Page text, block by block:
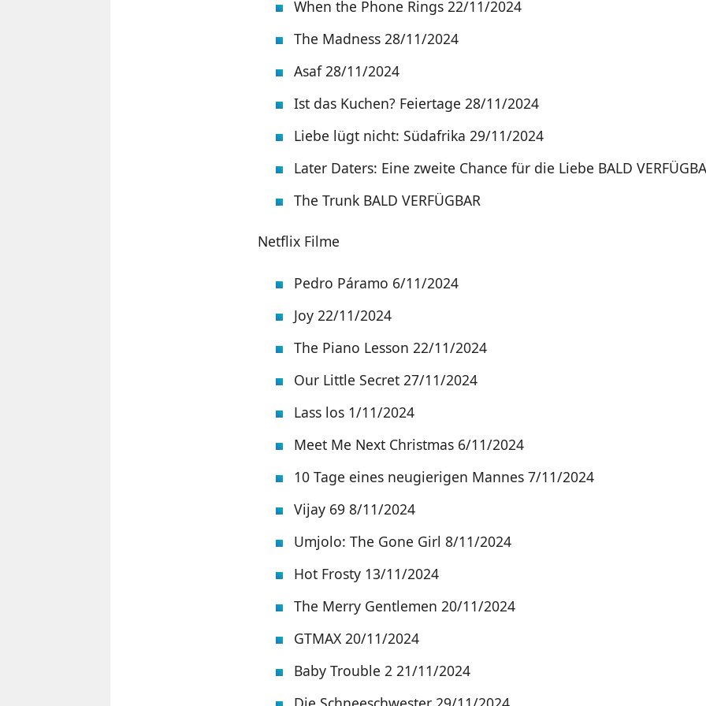
When the Phone Rings 22/11/2024
The Madness 28/11/2024
Asaf 28/11/2024
Ist das Kuchen? Feiertage 28/11/2024
Liebe lügt nicht: Südafrika 29/11/2024
Later Daters: Eine zweite Chance für die Liebe BALD
The Trunk BALD VERFÜGBAR
Netflix Filme
Pedro Páramo 6/11/2024
Joy 22/11/2024
The Piano Lesson 22/11/2024
Our Little Secret 27/11/2024
Lass los 1/11/2024
Meet Me Next Christmas 6/11/2024
10 Tage eines neugierigen Mannes 7/11/2024
Vijay 69 8/11/2024
Umjolo: The Gone Girl 8/11/2024
Hot Frosty 13/11/2024
The Merry Gentlemen 20/11/2024
GTMAX 20/11/2024
Baby Trouble 2 21/11/2024